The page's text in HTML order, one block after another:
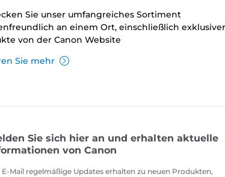
Sie unser umfangreiches Sortiment
an einem Ort, einschließlich exklusiver
von der Canon Website
Sie mehr
Sie sich hier an und erhalten aktuelle
von Canon
E-Mail regelmäßige Updates erhalten zu neuen Produkten,